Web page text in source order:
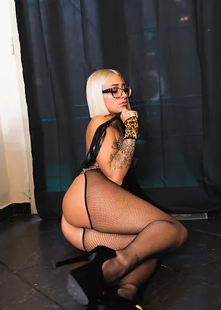
CONTENT CREATOR ITALIANA
Selvaggia Blonde
ATTUALMENTE MI TROVO A
SCRIVIMI
SE VUOI CONOSCERMI DA VICINO
IL MIO LIBRO - FUORI ORA SU AMAZON
ENTRA NEL MIO MONDO
TELEGRAM 🔞
COLLABORAZIONI
UCG - CREATOR - TIKTOK SHOP